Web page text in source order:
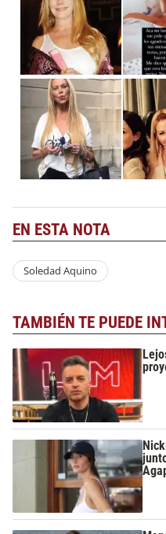
EN ESTA NOTA
Soledad Aquino
TAMBIÉN TE PUEDE